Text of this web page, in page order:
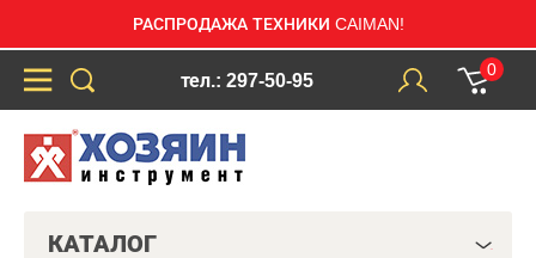
РАСПРОДАЖА ТЕХНИКИ CAIMAN!
тел.: 297-50-95
0
КАТАЛОГ